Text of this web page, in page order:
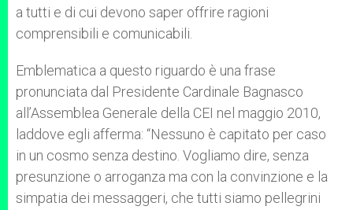
a tutti e di cui devono saper offrire ragioni
comprensibili e comunicabili.
Emblematica a questo riguardo è una frase
pronunciata dal Presidente Cardinale Bagnasco
all’Assemblea Generale della CEI nel maggio 2010,
laddove egli afferma: “Nessuno è capitato per caso
in un cosmo senza destino. Vogliamo dire, senza
presunzione o arroganza ma con la convinzione e la
simpatia dei messaggeri, che tutti siamo pellegrini